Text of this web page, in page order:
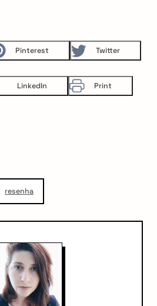
Pinterest Twitter
LinkedIn Print
resenha